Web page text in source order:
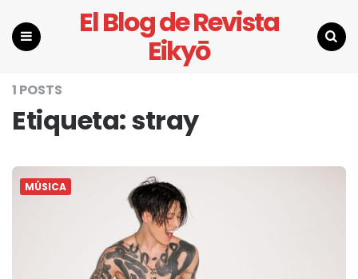
El Blog de Revista
Eikyō
1 POSTS
Etiqueta:stray
MÚSICA